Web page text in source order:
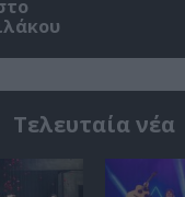
Τελευταία νέα